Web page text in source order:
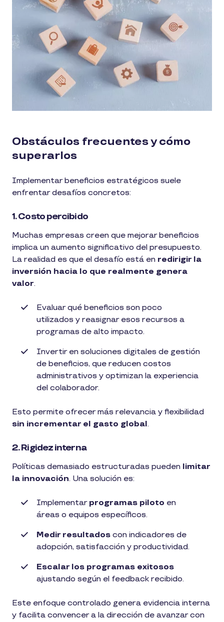
Obstáculos frecuentes y cómo
superarlos
Implementar beneficios estratégicos suele
enfrentar desafíos concretos:
1. Costo percibido
Muchas empresas creen que mejorar beneficios
implica un aumento significativo del presupuesto.
La realidad es que el desafío está en redirigir la
inversión hacia lo que realmente genera
valor.
Evaluar qué beneficios son poco
utilizados y reasignar esos recursos a
programas de alto impacto.
Invertir en soluciones digitales de gestión
de beneficios, que reducen costos
administrativos y optimizan la experiencia
del colaborador.
Esto permite ofrecer más relevancia y flexibilidad
sin incrementar el gasto global.
2. Rigidez interna
Políticas demasiado estructuradas pueden limitar
la innovación. Una solución es:
Implementar programas piloto en
áreas o equipos específicos.
Medir resultados con indicadores de
adopción, satisfacción y productividad.
Escalar los programas exitosos
ajustando según el feedback recibido.
Este enfoque controlado genera evidencia interna
y facilita convencer a la dirección de avanzar con